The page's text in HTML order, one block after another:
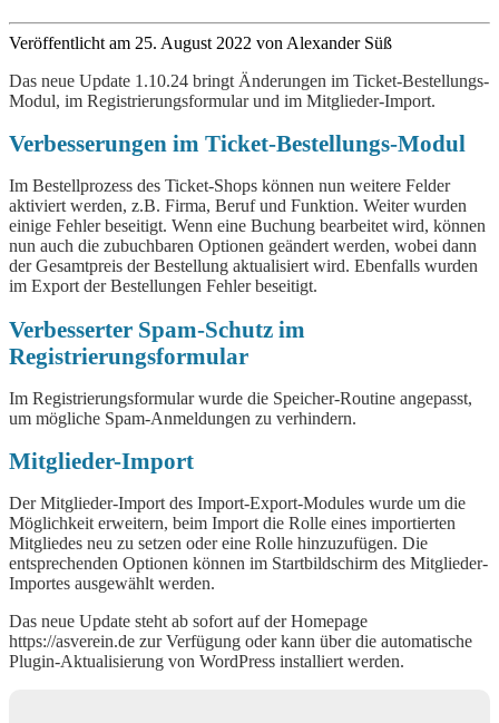
Veröffentlicht am 25. August 2022 von Alexander Süß
Das neue Update 1.10.24 bringt Änderungen im Ticket-Bestellungs-
Modul, im Registrierungsformular und im Mitglieder-Import.
Verbesserungen im Ticket-Bestellungs-Modul
Im Bestellprozess des Ticket-Shops können nun weitere Felder
aktiviert werden, z.B. Firma, Beruf und Funktion. Weiter wurden
einige Fehler beseitigt. Wenn eine Buchung bearbeitet wird, können
nun auch die zubuchbaren Optionen geändert werden, wobei dann
der Gesamtpreis der Bestellung aktualisiert wird. Ebenfalls wurden
im Export der Bestellungen Fehler beseitigt.
Verbesserter Spam-Schutz im
Registrierungsformular
Im Registrierungsformular wurde die Speicher-Routine angepasst,
um mögliche Spam-Anmeldungen zu verhindern.
Mitglieder-Import
Der Mitglieder-Import des Import-Export-Modules wurde um die
Möglichkeit erweitern, beim Import die Rolle eines importierten
Mitgliedes neu zu setzen oder eine Rolle hinzuzufügen. Die
entsprechenden Optionen können im Startbildschirm des Mitglieder-
Importes ausgewählt werden.
Das neue Update steht ab sofort auf der Homepage
https://asverein.de zur Verfügung oder kann über die automatische
Plugin-Aktualisierung von WordPress installiert werden.